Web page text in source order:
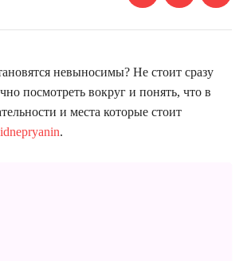
невыносимы? Не стоит сразу
посмотреть вокруг и понять, что в
и места которые стоит
idnepryanin.